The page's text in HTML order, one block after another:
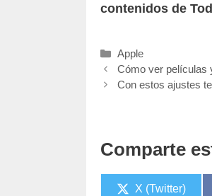
contenidos de
Categorías
Apple
Cómo ver películas
Con estos ajustes
Comparte
Compartir
X (Twitter)